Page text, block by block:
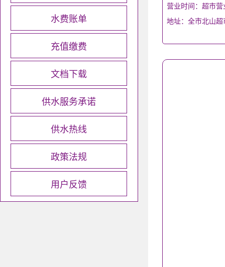
水费账单
充值缴费
文档下载
供水服务承诺
供水热线
政策法规
用户反馈
营业时间：超市营
地址：全市北山超